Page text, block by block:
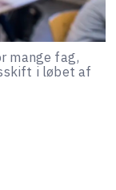
mange fag,
i løbet af